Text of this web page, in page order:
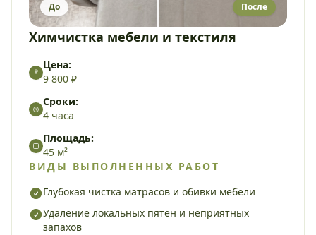
До После
Химчистка мебели и текстиля
Цена:
9 800 ₽
Сроки:
4 часа
Площадь:
45 м²
ВИДЫ ВЫПОЛНЕННЫХ РАБОТ
Глубокая чистка матрасов и обивки мебели
Удаление локальных пятен и неприятных
запахов